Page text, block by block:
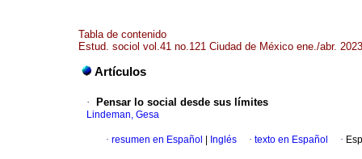
Tabla de contenido
Estud. sociol vol.41 no.121 Ciudad de México ene./abr. 2023
Artículos
· Pensar lo social desde sus límites
Lindeman, Gesa
· resumen en Español Inglés · texto en Español ·